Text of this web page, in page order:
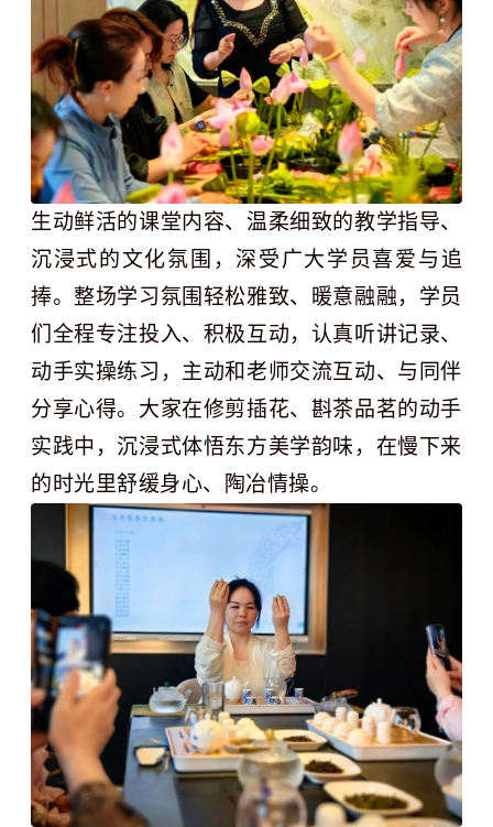
生动鲜活的课堂内容、温柔细致的教学指导、
沉浸式的文化氛围，深受广大学员喜爱与追
捧。整场学习氛围轻松雅致、暖意融融，学员
们全程专注投入、积极互动，认真听讲记录、
动手实操练习，主动和老师交流互动、与同伴
分享心得。大家在修剪插花、斟茶品茗的动手
实践中，沉浸式体悟东方美学韵味，在慢下来
的时光里舒缓身心、陶冶情操。